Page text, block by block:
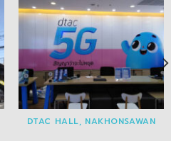
DTAC HALL, NAKHONSAWAN